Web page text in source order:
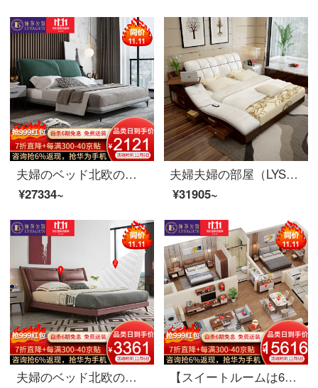
夫婦のベッド北欧の軽奢な布芸のダブルベッド1.8メートルのイタリア式のきわめて簡単な寝室は木のベッドの逸品の家具の布芸のベッドを分解して洗うことができます1800*2000
¥27334~
夫婦夫婦の部屋（LYSAGUN）ベッドの皮のベッドのダブルベッドの近代的な柔らかいベッドの畳のベッドはマッサージを持って物の結婚式ベッドのアップグレード版のベッド+マットレス+マットレス+マットレス*1 1800*2000
¥31905~
夫婦のベッド北欧の軽奢なツインベッド1.8メートルの近代的なシンプルなベッドルームの家具の逸品のベッド+3 E椰子のベッドのマットレス1800*2000
【スイートルームは6割引があります】夫婦莎公館北欧の寝室のリビングルームの家具セットC【80-150平方メートル】適用レストラン11点セットの胡桃色のスイートルームです。